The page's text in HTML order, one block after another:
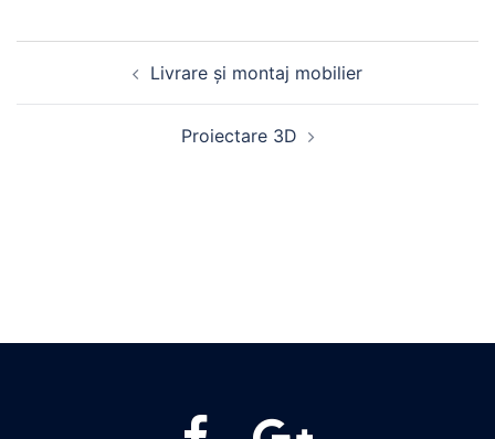
navigation Livrare și montaj mobilier
Proiectare 3D
PicoMob